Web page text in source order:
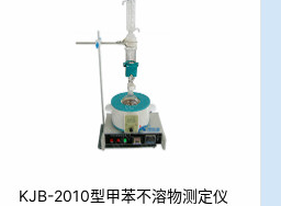
KJB-2010型甲苯不溶物测定仪